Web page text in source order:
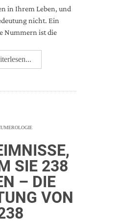
in Ihrem Leben, und
nicht. Ein
Nummern ist die
SIE 238
– DIE
VON